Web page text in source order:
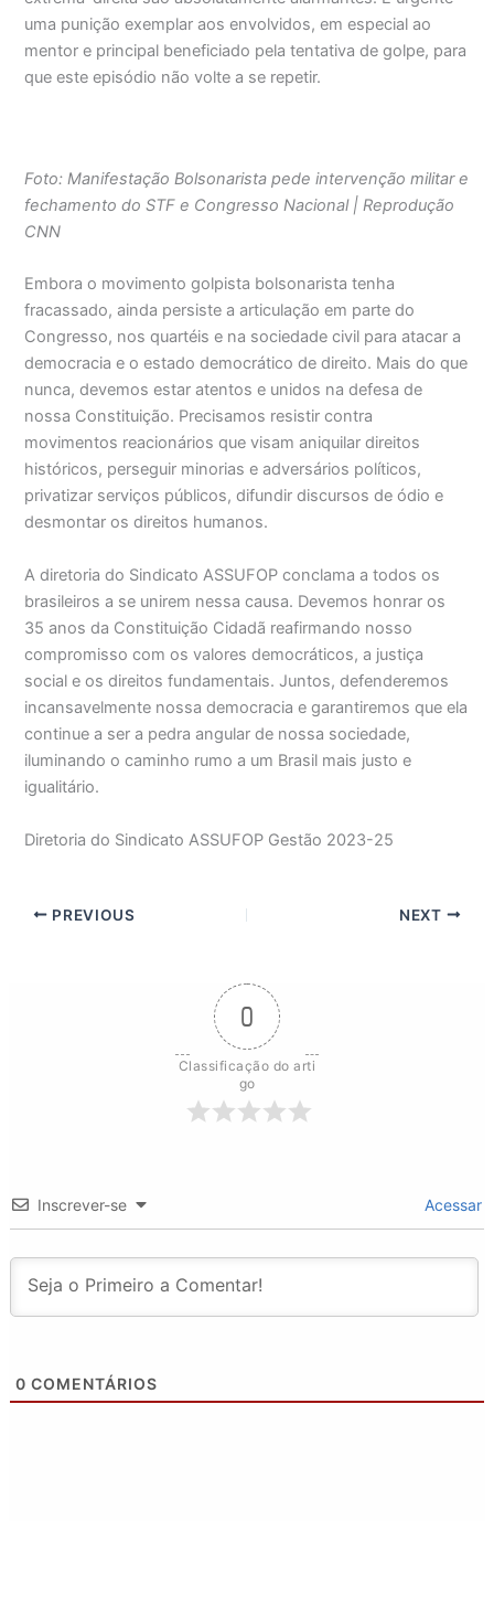
uma punição exemplar aos envolvidos, em especial ao
mentor e principal beneficiado pela tentativa de golpe, para
que este episódio não volte a se repetir.
Foto: Manifestação Bolsonarista pede intervenção militar e
fechamento do STF e Congresso Nacional | Reprodução
CNN
Embora o movimento golpista bolsonarista tenha
fracassado, ainda persiste a articulação em parte do
Congresso, nos quartéis e na sociedade civil para atacar a
democracia e o estado democrático de direito. Mais do que
nunca, devemos estar atentos e unidos na defesa de
nossa Constituição. Precisamos resistir contra
movimentos reacionários que visam aniquilar direitos
históricos, perseguir minorias e adversários políticos,
privatizar serviços públicos, difundir discursos de ódio e
desmontar os direitos humanos.
A diretoria do Sindicato ASSUFOP conclama a todos os
brasileiros a se unirem nessa causa. Devemos honrar os
35 anos da Constituição Cidadã reafirmando nosso
compromisso com os valores democráticos, a justiça
social e os direitos fundamentais. Juntos, defenderemos
incansavelmente nossa democracia e garantiremos que ela
continue a ser a pedra angular de nossa sociedade,
iluminando o caminho rumo a um Brasil mais justo e
igualitário.
Diretoria do Sindicato ASSUFOP Gestão 2023-25
PREVIOUS NEXT
0
Classificação do arti
go
Inscrever-se Acessar
0 COMENTÁRIOS